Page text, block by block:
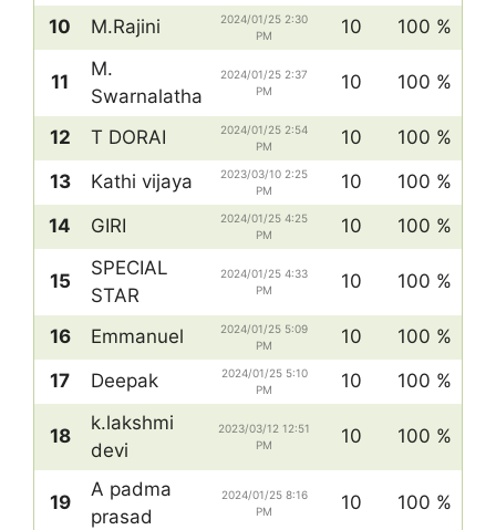
10
M.Rajini
2024/01/25 2:30
PM
10 100 %
11
M.
Swarnalatha
2024/01/25 2:37
PM
10 100 %
12 T DORAI
2024/01/25 2:54
PM
10
100 %
13
Kathi vijaya
2023/03/10 2:25
PM
10
100 %
14
GIRI
2024/01/25 4:25
PM
10 100 %
15
SPECIAL
STAR
2024/01/25 4:33
PM
10 100 %
16 Emmanuel
2024/01/25 5:09
PM
10
100 %
17
Deepak
2024/01/25 5:10
PM
10 100 %
18
k.lakshmi
devi
2023/03/12 12:51
PM
10 100 %
19
A padma
prasad
2024/01/25 8:16
PM
10 100 %